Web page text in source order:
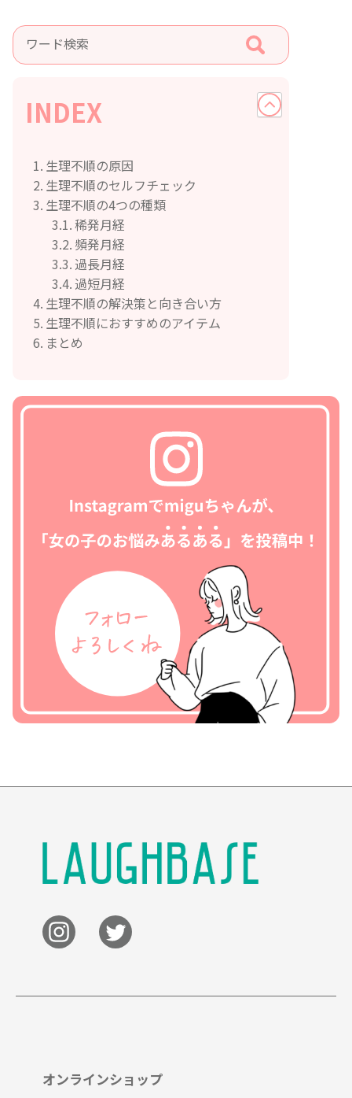
INDEX
生理不順の原因
生理不順のセルフチェック
生理不順の4つの種類
稀発月経
頻発月経
過長月経
過短月経
生理不順の解決策と向き合い方
生理不順におすすめのアイテム
まとめ
オンラインショップ